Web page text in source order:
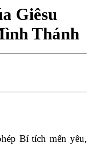
Giêsu
Thánh
Bí tích mến yêu,